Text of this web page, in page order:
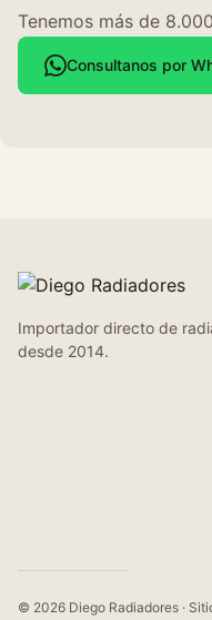
Tenemos más de
Consultanos por
Importador directo de
desde 2014.
© 2026 Diego Radiadores ·